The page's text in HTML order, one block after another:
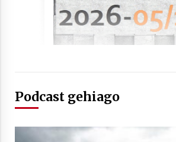
Arrosaren 20 urteez
2021/07/03
Podcast gehiago